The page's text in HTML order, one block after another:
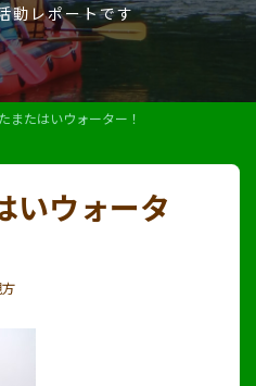
動レポートです
またはいウォーター！
いウォータ